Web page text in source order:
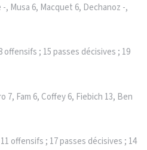
, Musa 6, Macquet 6, Dechanoz -,
offensifs ; 15 passes décisives ; 19
7, Fam 6, Coffey 6, Fiebich 13, Ben
offensifs ; 17 passes décisives ; 14